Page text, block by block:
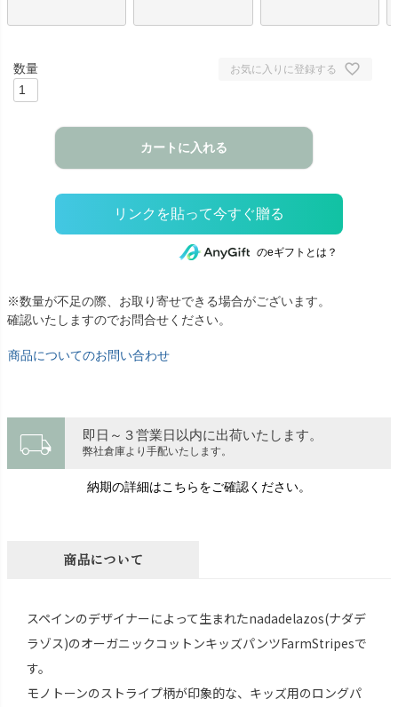
お気に入りに登録する
カートに入れる
のeギフトとは？
※数量が不足の際、お取り寄せできる場合がございます。
確認いたしますのでお問合せください。
商品についてのお問い合わせ
local_shipping 即日～３営業日以内に出荷いたします。
弊社倉庫より手配いたします。
納期の詳細はこちらをご確認ください。
商品について
スペインのデザイナーによって生まれたnadadelazos(ナダデ
ラゾス)のオーガニックコットンキッズパンツFarmStripesで
す。
モノトーンのストライプ柄が印象的な、キッズ用のロングパ